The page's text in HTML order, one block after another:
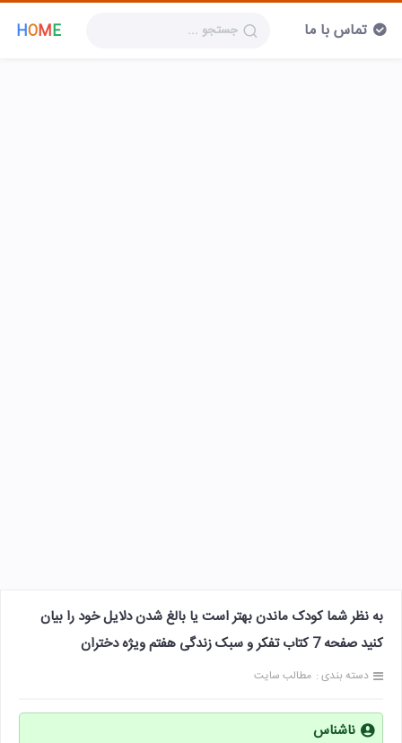
HOME تماس با ما
به نظر شما کودک ماندن بهتر است یا بالغ شدن دلایل خود را بیان
کنید صفحه 7 کتاب تفکر و سبک زندگی هفتم ویژه دختران
دسته بندی : مطالب سایت
ناشناس